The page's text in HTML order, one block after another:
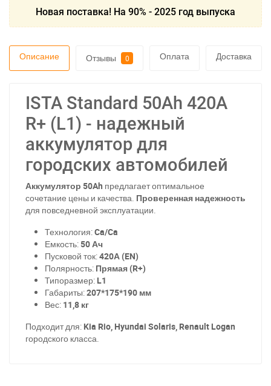
Новая поставка! На 90% - 2025 год выпуска
Описание Отзывы 0 Оплата Доставка
ISTA Standard 50Ah 420А
R+ (L1) - надежный
аккумулятор для
городских автомобилей
Аккумулятор 50Ah предлагает оптимальное
сочетание цены и качества. Проверенная надежность
для повседневной эксплуатации.
Технология:Ca/Ca
Емкость:50 Ач
Пусковой ток:420А (EN)
Полярность: Прямая (R+)
Типоразмер: L1
Габариты:207*175*190 мм
Вес: 11,8 кг
Подходит для: Kia Rio, Hyundai Solaris, Renault Logan
городского класса.